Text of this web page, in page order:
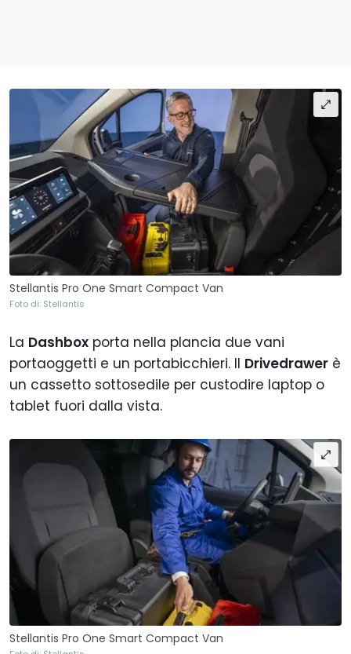
Stellantis Pro One Smart Compact Van
Foto di: Stellantis
La Dashbox porta nella plancia due vani
portaoggetti e un portabicchieri. Il Drivedrawer è
un cassetto sottosedile per custodire laptop o
tablet fuori dalla vista.
Stellantis Pro One Smart Compact Van